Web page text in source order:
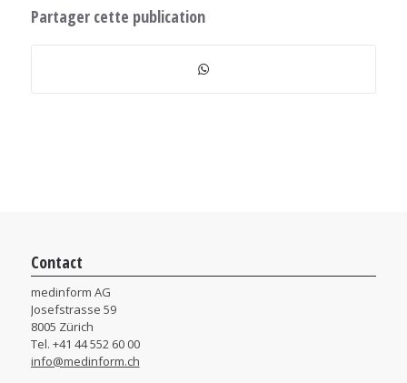
Partager cette publication
Contact
medinform AG
Josefstrasse 59
8005 Zürich
Tel. +41 44 552 60 00
info@medinform.ch